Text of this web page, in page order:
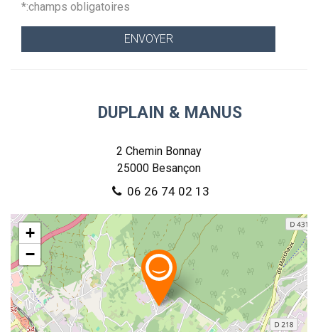
DUPLAIN & MANUS
2 Chemin Bonnay
25000 Besançon
06 26 74 02 13
+
−